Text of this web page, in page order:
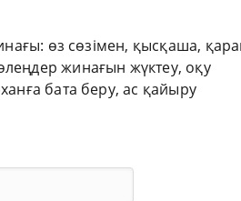
өз сөзімен, қысқаша,
жинағын жүктеу, оқу
бата беру, ас қайыру